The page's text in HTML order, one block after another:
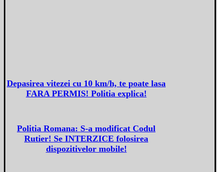
Depasirea vitezei cu 10 km/h, te poate lasa
FARA PERMIS! Politia explica!
Politia Romana: S-a modificat Codul
Rutier! Se INTERZICE folosirea
dispozitivelor mobile!